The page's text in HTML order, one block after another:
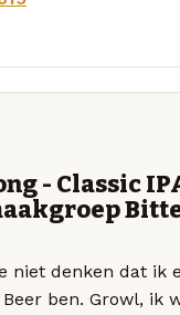
- Classic
niet denken dat ik
ben. Growl, ik